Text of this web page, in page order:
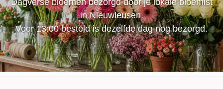
in Nieuwleusen.
Voor 13:00 besteld is dezelfde dag nog bezorgd.